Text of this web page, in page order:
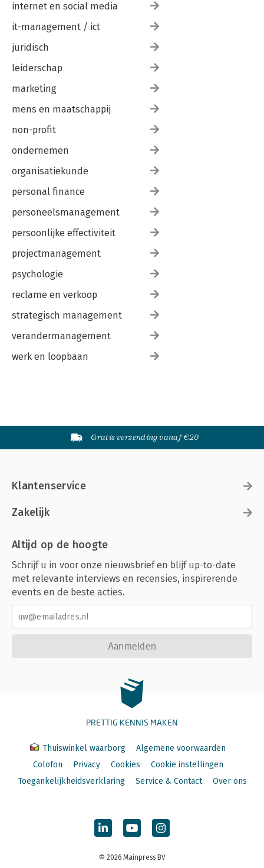
internet en social media
it-management / ict
juridisch
leiderschap
marketing
mens en maatschappij
non-profit
ondernemen
organisatiekunde
personal finance
personeelsmanagement
persoonlijke effectiviteit
projectmanagement
psychologie
reclame en verkoop
strategisch management
verandermanagement
werk en loopbaan
Gratis verzending vanaf €20
Klantenservice
Zakelijk
Altijd op de hoogte
Schrijf u in voor onze nieuwsbrief en blijf up-to-date
met relevante interviews en recensies, inspirerende
events en de beste acties.
Aanmelden
PRETTIG KENNIS MAKEN
Thuiswinkel waarborg
Algemene voorwaarden
Colofon
Privacy Cookies
Cookie instellingen
Toegankelijkheidsverklaring
Service & Contact Over ons
© 2026 Mainpress BV